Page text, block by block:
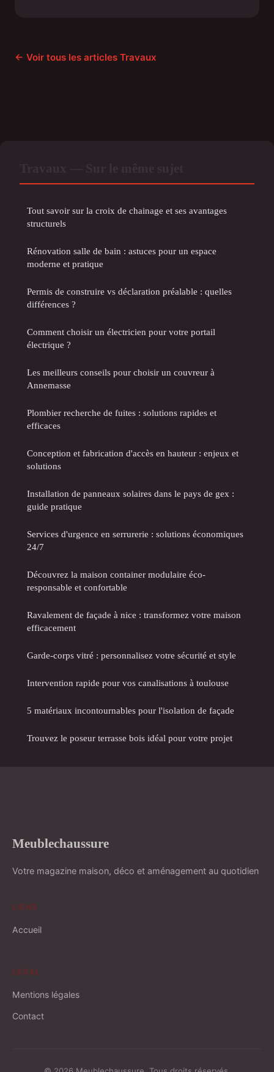
← Voir tous les articles Travaux
Tout savoir sur la croix de chainage et ses avantages
structurels
Rénovation salle de bain : astuces pour un espace
moderne et pratique
Permis de construire vs déclaration préalable : quelles
différences ?
Comment choisir un électricien pour votre portail
électrique ?
Les meilleurs conseils pour choisir un couvreur à
Annemasse
Plombier recherche de fuites : solutions rapides et
efficaces
Conception et fabrication d'accès en hauteur : enjeux et
solutions
Installation de panneaux solaires dans le pays de gex :
guide pratique
Services d'urgence en serrurerie : solutions économiques
24/7
Découvrez la maison container modulaire éco-
responsable et confortable
Ravalement de façade à nice : transformez votre maison
efficacement
Garde-corps vitré : personnalisez votre sécurité et style
Intervention rapide pour vos canalisations à toulouse
5 matériaux incontournables pour l'isolation de façade
Trouvez le poseur terrasse bois idéal pour votre projet
Meublechaussure
Votre magazine maison, déco et aménagement au quotidien
LIENS
Accueil
LÉGAL
Mentions légales
Contact